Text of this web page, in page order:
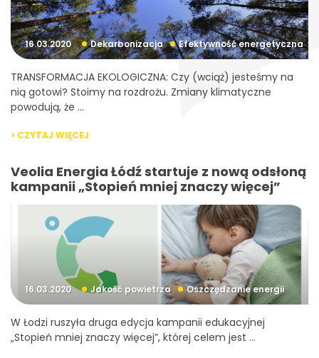
16.03.2020 Dekarbonizacja Efektywność energetyczna
TRANSFORMACJA EKOLOGICZNA: Czy (wciąż) jesteśmy na
nią gotowi? Stoimy na rozdrożu. Zmiany klimatyczne
powodują, że ...
> CZYTAJ WIĘCEJ
Veolia Energia Łódź startuje z nową odsłoną
kampanii „Stopień mniej znaczy więcej”
16.03.2020 Jakość powietrza Oszczędzanie energii
W Łodzi ruszyła druga edycja kampanii edukacyjnej
„Stopień mniej znaczy więcej”, której celem jest ...